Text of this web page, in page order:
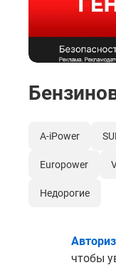
A-iPower
Europower
Недорогие
чтобы